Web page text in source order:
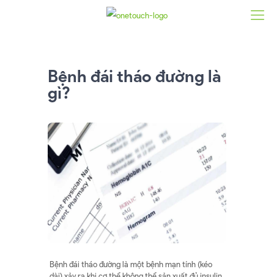
Bệnh đái tháo đường là
gì?
Bệnh đái tháo đường là một bệnh mạn tính (kéo